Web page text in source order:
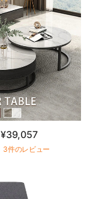
¥39,057
3件のレビュー